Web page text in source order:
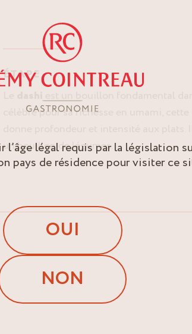
ÉTAPE
est un bouillon fondamental
célèbre pour sa richesse en umami,
donne profondeur et intensité aux
un bouillon de légumes.
l’âge légal requis par la législation
pays de résidence pour visiter ce
OUI
NON